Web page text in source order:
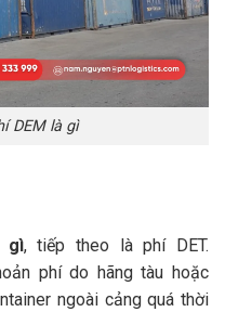
DEM là gì
gì, tiếp theo là phí DET.
phí do hãng tàu hoặc
ngoài cảng quá thời